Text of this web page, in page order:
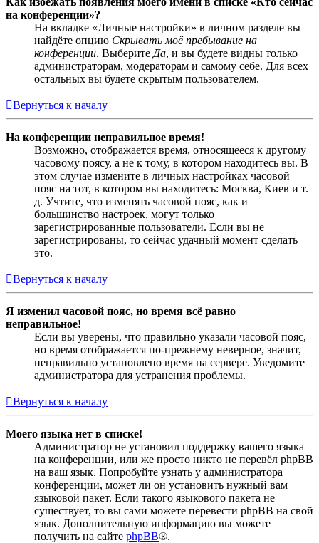
на конференции»?
На вкладке «Личные настройки» в личном разделе вы
найдёте опцию Скрывать моё пребывание на
конференции. Выберите Да, и вы будете видны только
администраторам, модераторам и самому себе. Для всех
остальных вы будете скрытым пользователем.
Вернуться к началу
На конференции неправильное время!
Возможно, отображается время, относящееся к другому
часовому поясу, а не к тому, в котором находитесь вы. В
этом случае измените в личных настройках часовой
пояс на тот, в котором вы находитесь: Москва, Киев и т.
д. Учтите, что изменять часовой пояс, как и
большинство настроек, могут только
зарегистрированные пользователи. Если вы не
зарегистрированы, то сейчас удачный момент сделать
это.
Вернуться к началу
Я изменил часовой пояс, но время всё равно
неправильное!
Если вы уверены, что правильно указали часовой пояс,
но время отображается по-прежнему неверное, значит,
неправильно установлено время на сервере. Уведомите
администратора для устранения проблемы.
Вернуться к началу
Моего языка нет в списке!
Администратор не установил поддержку вашего языка
на конференции, или же просто никто не перевёл phpBB
на ваш язык. Попробуйте узнать у администратора
конференции, может ли он установить нужный вам
языковой пакет. Если такого языкового пакета не
существует, то вы сами можете перевести phpBB на свой
язык. Дополнительную информацию вы можете
получить на сайте phpBB®.